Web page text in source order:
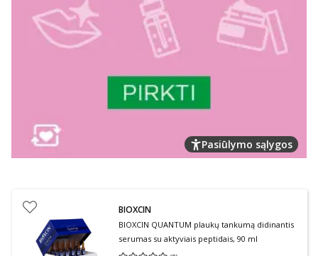
Pasiūlymo sąlygos
BIOXCIN
BIOXCIN QUANTUM plaukų tankumą didinantis
serumas su aktyviais peptidais, 90 ml